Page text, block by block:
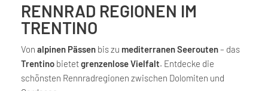
RENNRAD REGIONEN IM
TRENTINO
Von alpinen Pässen bis zu mediterranen Seerouten– das
Trentino bietetgrenzenlose Vielfalt. Entdecke die
schönsten Rennradregionen zwischen Dolomiten und